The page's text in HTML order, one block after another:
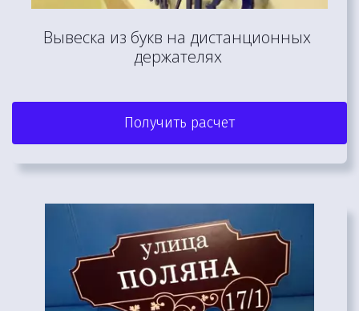
Вывеска из букв на дистанционных
держателях
Получить расчет